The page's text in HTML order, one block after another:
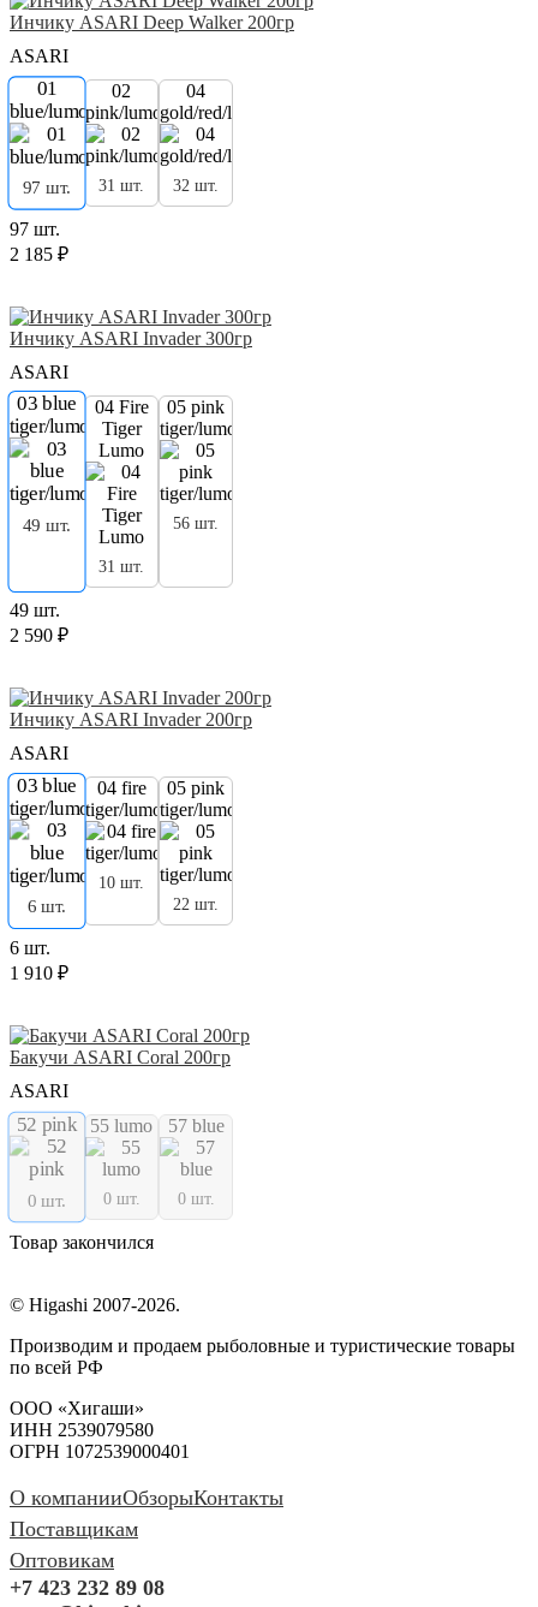
Инчику ASARI Deep Walker 200гр
ASARI
01
blue/lumo
97 шт.
02
pink/lumo
31 шт.
04
gold/red/lumo
32 шт.
97 шт.
2 185 ₽
Инчику ASARI Invader 300гр
ASARI
03 blue
tiger/lumo
49 шт.
04 Fire
Tiger
Lumo
31 шт.
05 pink
tiger/lumo
56 шт.
49 шт.
2 590 ₽
Инчику ASARI Invader 200гр
ASARI
03 blue
tiger/lumo
6 шт.
04 fire
tiger/lumo
10 шт.
05 pink
tiger/lumo
22 шт.
6 шт.
1 910 ₽
Бакучи ASARI Coral 200гр
ASARI
52 pink
0 шт.
55 lumo
0 шт.
57 blue
0 шт.
Товар закончился
© Higashi 2007-2026.
Производим и продаем рыболовные и туристические товары
по всей РФ
ООО «Хигаши»
ИНН 2539079580
ОГРН 1072539000401
О компанииОбзорыКонтакты
Поставщикам
Оптовикам
+7 423 232 89 08